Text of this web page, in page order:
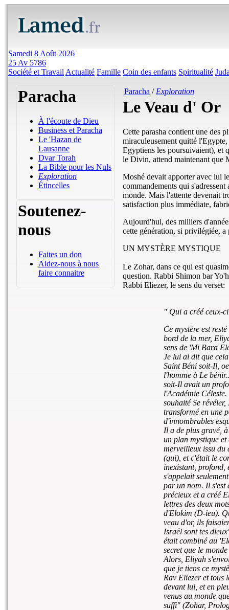
Samedi 8 Août 2026
25 Av 5786
Société et Travail Actualité Famille Coin des enfants Spiritualité
Paracha
À l'écoute de Dieu
Business et Paracha
Le 'Hazan de
Lausanne
Dvar Torah
La Bible pour les Nuls
Exploration
Étincelles
Soutenez-
nous
Faites un don
Aidez-nous à nous
faire connaitre
Paracha / Exploration
Le Veau d' Or
Cette parasha contient une des
miraculeusement quitté
Egyptiens les poursuivaient), et
le Divin, attend maintenant que
Moshé devait apporter avec lui
commandements qui
monde. Mais l'attente devenait
satisfaction plus immédiate,
Aujourd'hui, des milliers
cette génération, si privilégiée,
UN MYSTÈRE MYSTIQUE
Le Zohar, dans ce qui est
question. Rabbi Shimon bar
Rabbi Eliezer, le sens du verset:
" Qui a créé ceux-
Ce mystère est
bord de la mer,
sens de 'Mi Bara
Je lui ai dit que
Saint Béni soit-Il,
l'homme à Le
soit-Il avait un
l'Académie
souhaité Se
transformé en une
d'innombrables
Il a de plus gravé,
un plan mystique et
merveilleux issu du
(qui), et c'était le
inexistant, profond,
s'appelait
par un nom. Il s'est
précieux et a créé
lettres des deux
d'Elokim (D-ieu).
veau d'or, ils
Israël sont tes
était combiné au '
secret que le
Alors, Eliyah
que je tiens ce
Rav Eliezer et tous
devant lui, et en
venus au monde
suffi" (Zohar,